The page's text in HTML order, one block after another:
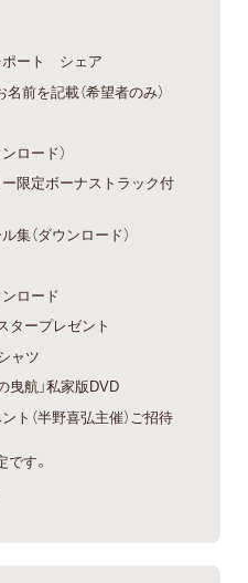
ポート シェア
前を記載（希望者のみ）
ロード）
限定ボーナストラック付
集（ダウンロード）
ロード
タープレゼント
ャツ
曳航」私家版DVD
ト（半野喜弘主催）ご招待
す。